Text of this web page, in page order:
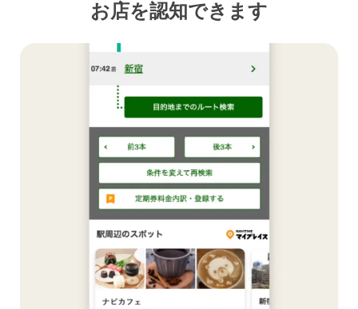
お店を認知できます